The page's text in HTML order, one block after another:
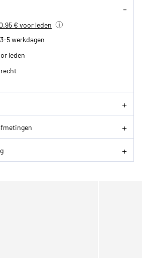
€ voor leden
5 werkdagen
leden